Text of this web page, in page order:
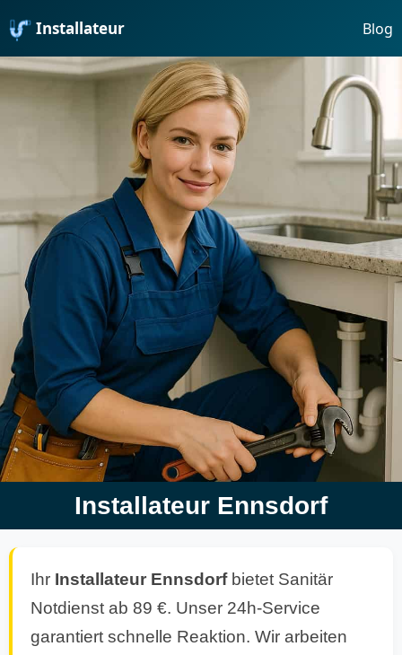
Installateur Blog
Installateur Ennsdorf
Ihr Installateur Ennsdorfbietet Sanitär
Notdienst ab 89 €. Unser 24h-Service
garantiert schnelle Reaktion. Wir arbeiten